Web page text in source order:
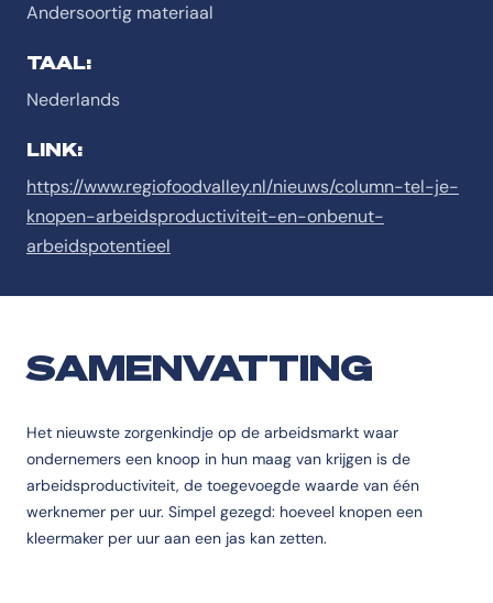
Andersoortig materiaal
TAAL:
Nederlands
LINK:
https://www.regiofoodvalley.nl/nieuws/column-tel-je-
knopen-arbeidsproductiviteit-en-onbenut-
arbeidspotentieel
SAMENVATTING
Het nieuwste zorgenkindje op de arbeidsmarkt waar
ondernemers een knoop in hun maag van krijgen is de
arbeidsproductiviteit, de toegevoegde waarde van één
werknemer per uur. Simpel gezegd: hoeveel knopen een
kleermaker per uur aan een jas kan zetten.